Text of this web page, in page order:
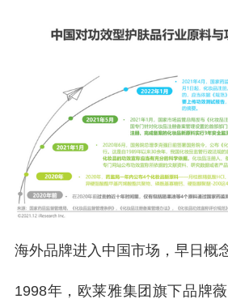
海外品牌进入中国市场，早日概
1998年，欧莱雅集团旗下品牌